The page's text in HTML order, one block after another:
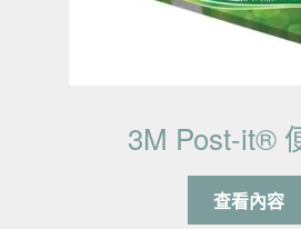
3M Post-it®
查看內容